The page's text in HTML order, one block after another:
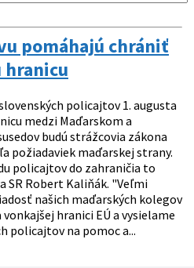
pomáhajú chrániť
policajtov 1. augusta
medzi Maďarskom a
budú strážcovia zákona
požiadaviek maďarskej strany.
policajtov do zahraničia to
SR Robert Kaliňák. "Veľmi
našich maďarských kolegov
hranici EÚ a vysielame
policajtov na pomoc a...